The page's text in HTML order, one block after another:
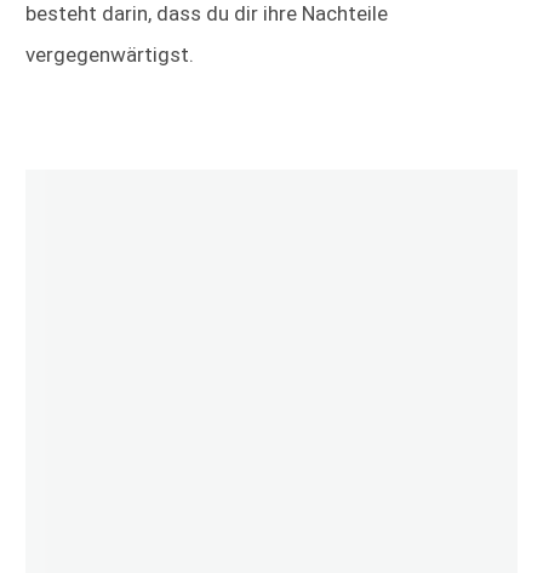
besteht darin, dass du dir ihre Nachteile
vergegenwärtigst.